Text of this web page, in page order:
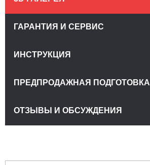
ГАРАНТИЯ И СЕРВИС
ИНСТРУКЦИЯ
ПРЕДПРОДАЖНАЯ ПОДГОТОВКА
ОТЗЫВЫ И ОБСУЖДЕНИЯ